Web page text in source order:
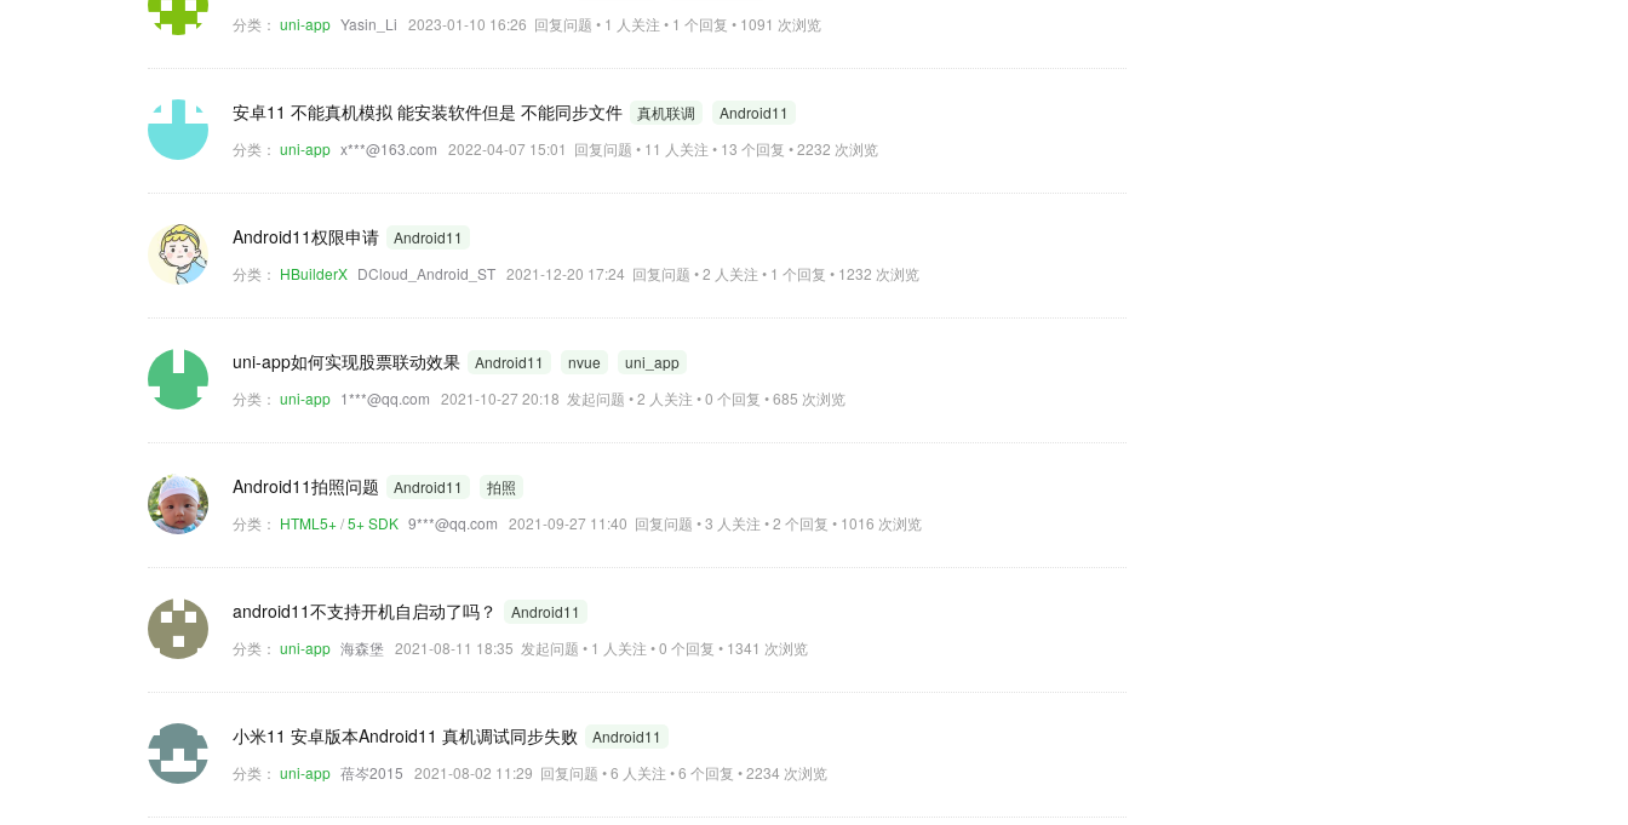
分类： uni-app Yasin_Li 2023-01-10 16:26 回复问题 • 1 人关注 • 1 个回复 • 1091 次浏览
安卓11 不能真机模拟 能安装软件但是 不能同步文件 真机联调
Android11
分类： uni-app x***@163.com 2022-04-07 15:01 回复问题 • 11 人关注 • 13 个回复 • 2232 次浏览
Android11权限申请
Android11
分类： HBuilderX DCloud_Android_ST 2021-12-20 17:24 回复问题 • 2 人关注 • 1 个回复 • 1232 次浏览
uni-app如何实现股票联动效果 Android11 nvue
uni_app
分类： uni-app 1***@qq.com 2021-10-27 20:18 发起问题 • 2 人关注 • 0 个回复 • 685 次浏览
Android11拍照问题 Android11
拍照
分类： HTML5+/5+ SDK 9***@qq.com 2021-09-27 11:40 回复问题 • 3 人关注 • 2 个回复 • 1016 次浏览
android11不支持开机自启动了吗？
Android11
分类： uni-app 海森堡 2021-08-11 18:35 发起问题 • 1 人关注 • 0 个回复 • 1341 次浏览
小米11 安卓版本Android11 真机调试同步失败
Android11
分类： uni-app 蓓岑2015 2021-08-02 11:29 回复问题 • 6 人关注 • 6 个回复 • 2234 次浏览